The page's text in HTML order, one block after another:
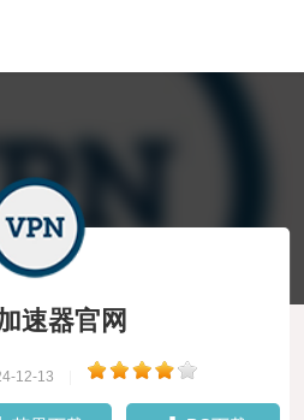
速器官网
12-13